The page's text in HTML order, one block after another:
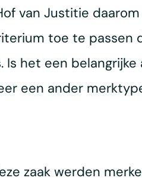
van Justitie
toe te
het een
een ander
zaak werden